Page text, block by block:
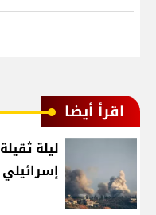
اقرأ أيضا
ليلة